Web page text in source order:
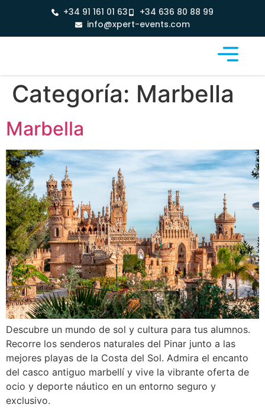
+34 91 161 01 63
+34 636 80 88 99
info@xpert-events.com
Categoría: Marbella
Marbella
Descubre un mundo de sol y cultura para tus alumnos.
Recorre los senderos naturales del Pinar junto a las
mejores playas de la Costa del Sol. Admira el encanto
del casco antiguo marbellí y vive la vibrante oferta de
ocio y deporte náutico en un entorno seguro y
exclusivo.